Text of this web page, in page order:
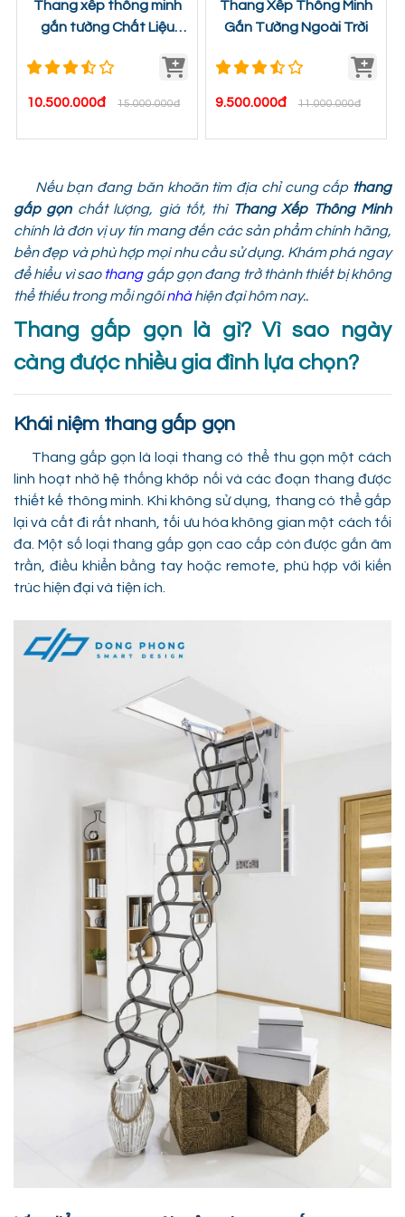
Thang xếp thông minh
gắn tường Chất Liệu
10.500.000đ 15.000.000đ
Thang Xếp Thông Minh
Gắn Tường Ngoài Trời
9.500.000đ 11.000.000đ
Nếu bạn đang băn khoăn tìm địa chỉ cung cấp thang
gấp gọnchất lượng, giá tốt, thìThang Xếp Thông Minh
chính là đơn vị uy tín mang đến các sản phẩm chính hãng,
bền đẹp và phù hợp mọi nhu cầu sử dụng. Khám phá ngay
để hiểu vì sao thanggấp gọn đang trở thành thiết bị không
thể thiếu trong mỗi ngôinhàhiện đại hôm nay..
Thang gấp gọn là gì? Vì sao ngày
càng được nhiều gia đình lựa chọn?
Khái niệm thang gấp gọn
Thang gấp gọn là loại thang có thể thu gọn một cách
linh hoạt nhờ hệ thống khớp nối và các đoạn thang được
thiết kế thông minh. Khi không sử dụng, thang có thể gấp
lại và cất đi rất nhanh, tối ưu hóa không gian một cách tối
đa. Một số loại thang gấp gọn cao cấp còn được gắn âm
trần, điều khiển bằng tay hoặc remote, phù hợp với kiến
trúc hiện đại và tiện ích.